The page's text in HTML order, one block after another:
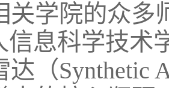
关学院的众多
信息科学技术
达（Synthetic